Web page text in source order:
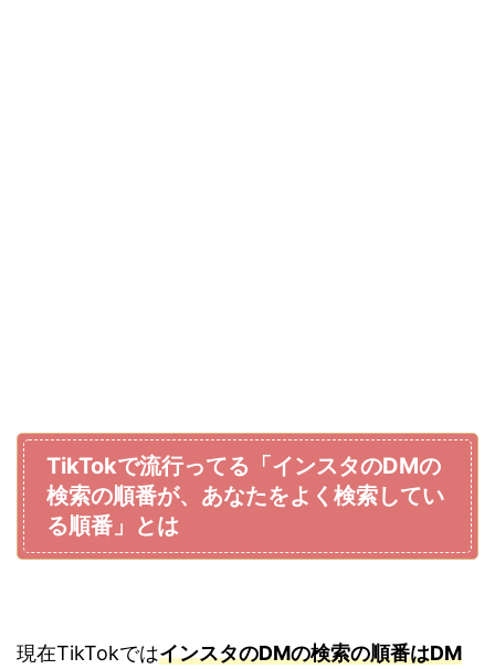
TikTokで流行ってる「インスタのDMの
検索の順番が、あなたをよく検索してい
る順番」とは
現在TikTokではインスタのDMの検索の順番はDM